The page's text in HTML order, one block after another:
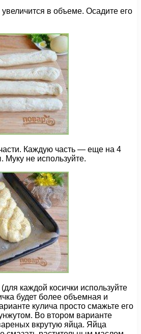
в объеме. Осадите его
Каждую часть — еще на 4
Муку не используйте.
каждой косички используйте
будет более объемная и
кулича просто смажьте его
Во втором варианте
вкрутую яйца. Яйца